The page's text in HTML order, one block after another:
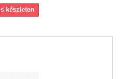
készleten